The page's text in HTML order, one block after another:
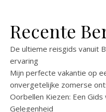
Recente
De ultieme reisgids vanuit
ervaring
Mijn perfecte vakantie op
onvergetelijke zomerse
Oorbellen Kiezen: Een
Gelegenheid